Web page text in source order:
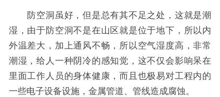
防空洞虽好，但是总有其不足之处，这就是潮
湿，由于防空洞不是在山区就是位于地下，所以内
外温差大，加上通风不畅，所以空气湿度高，非常
潮湿，给人一种阴冷的感知觉，这不仅会影响呆在
里面工作人员的身体健康，而且也极易对工程内的
一些电子设备设施，金属管道、管线造成腐蚀。